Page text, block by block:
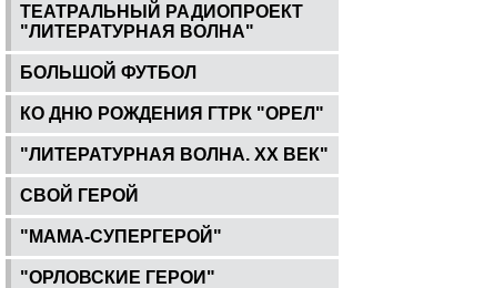
ТЕАТРАЛЬНЫЙ РАДИОПРОЕКТ
"ЛИТЕРАТУРНАЯ ВОЛНА"
БОЛЬШОЙ ФУТБОЛ
КО ДНЮ РОЖДЕНИЯ ГТРК "ОРЕЛ"
"ЛИТЕРАТУРНАЯ ВОЛНА. ХХ ВЕК"
СВОЙ ГЕРОЙ
"МАМА-СУПЕРГЕРОЙ"
"ОРЛОВСКИЕ ГЕРОИ"